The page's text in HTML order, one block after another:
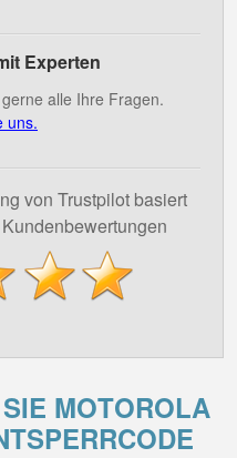
Experten
alle Ihre Fragen.
uns.
von Trustpilot basiert
MOTOROLA